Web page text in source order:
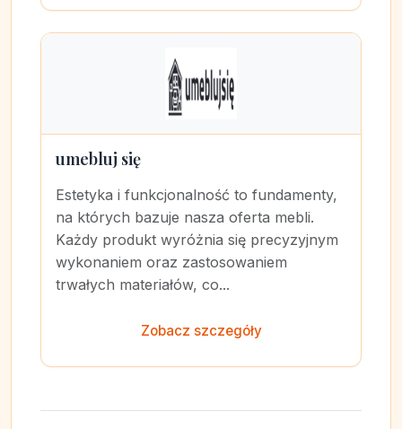
umebluj się
Estetyka i funkcjonalność to fundamenty,
na których bazuje nasza oferta mebli.
Każdy produkt wyróżnia się precyzyjnym
wykonaniem oraz zastosowaniem
trwałych materiałów, co...
Zobacz szczegóły